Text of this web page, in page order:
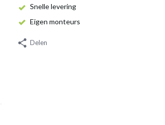
Snelle levering
Eigen monteurs
Delen